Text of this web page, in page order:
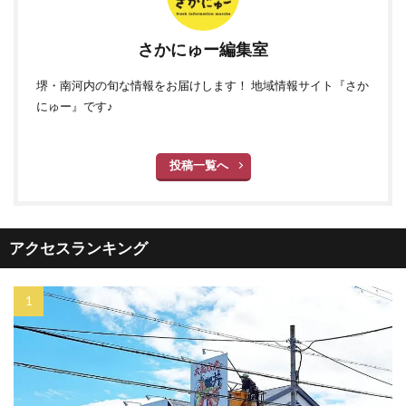
さかにゅー編集室
堺・南河内の旬な情報をお届けします！ 地域情報サイト『さか
にゅー』です♪
投稿一覧へ
アクセスランキング